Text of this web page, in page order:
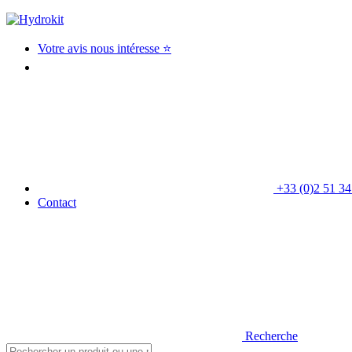
Votre avis nous intéresse ⭐
+33 (0)2 51
Contact
Recherche